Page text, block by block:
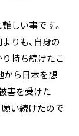
しい事です。
りも、自身の
持ち続けたこ
から日本を想
害を受けた
い続けたので